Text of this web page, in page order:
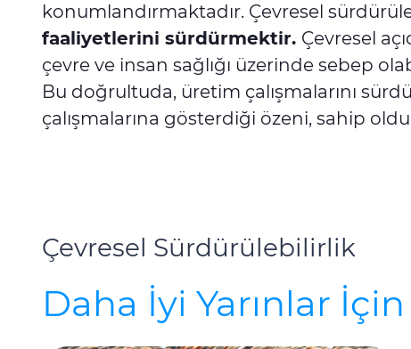
konumlandırmaktadır. Çevresel
faaliyetlerini sürdürmektir. Çevresel
çevre ve insan sağlığı üzerinde sebep
Bu doğrultuda, üretim çalışmalarını
çalışmalarına gösterdiği özeni, sahip
Çevresel Sürdürülebilirlik
Daha İyi Yarınlar